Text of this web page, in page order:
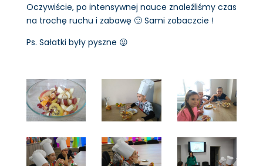
Oczywiście, po intensywnej nauce znaleźliśmy czas
na trochę ruchu i zabawę 🙂 Sami zobaczcie !
Ps. Sałatki były pyszne 😛